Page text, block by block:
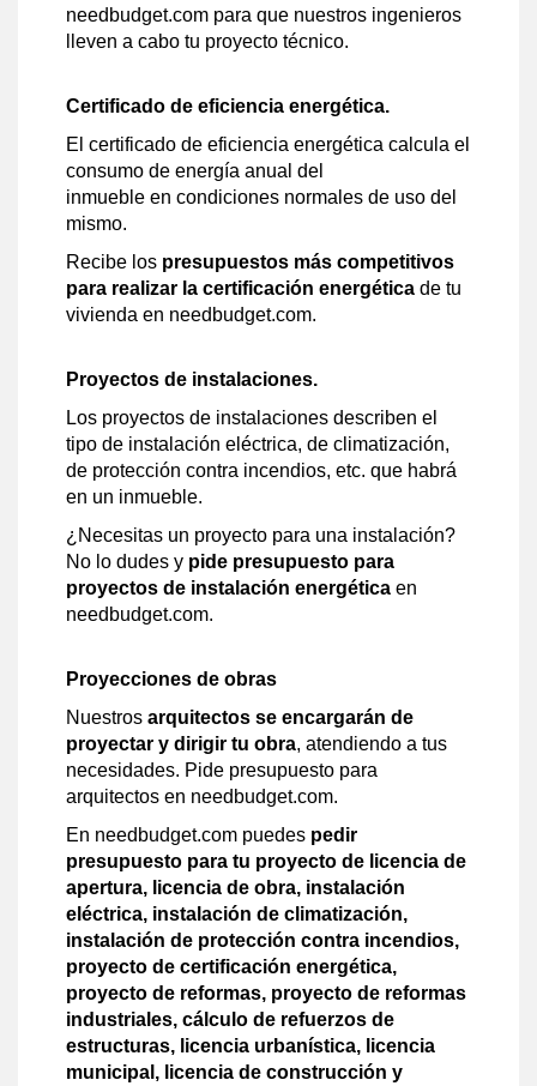
needbudget.com para que nuestros ingenieros
lleven a cabo tu proyecto técnico.
Certificado de eficiencia energética.
El certificado de eficiencia energética calcula el
consumo de energía anual del
inmueble en condiciones normales de uso del
mismo.
Recibe los presupuestos más competitivos
para realizar la certificación energética de tu
vivienda en needbudget.com.
Proyectos de instalaciones.
Los proyectos de instalaciones describen el
tipo de instalación eléctrica, de climatización,
de protección contra incendios, etc. que habrá
en un inmueble.
¿Necesitas un proyecto para una instalación?
No lo dudes y pide presupuesto para
proyectos de instalación energética en
needbudget.com.
Proyecciones de obras
Nuestros arquitectos se encargarán de
proyectar y dirigir tu obra, atendiendo a tus
necesidades. Pide presupuesto para
arquitectos en needbudget.com.
En needbudget.com puedes pedir
presupuesto para tu proyecto de licencia de
apertura, licencia de obra, instalación
eléctrica, instalación de climatización,
instalación de protección contra incendios,
proyecto de certificación energética,
proyecto de reformas, proyecto de reformas
industriales, cálculo de refuerzos de
estructuras, licencia urbanística, licencia
municipal, licencia de construcción y